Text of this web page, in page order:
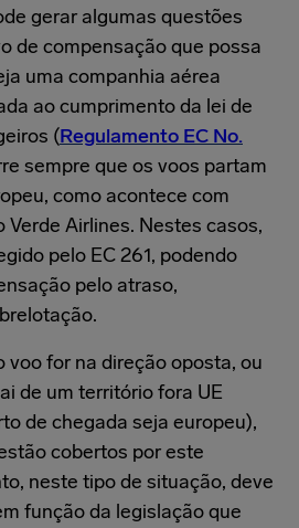
gerar algumas questões
de compensação que possa
uma companhia aérea
ao cumprimento da lei de
(Regulamento EC No.
sempre que os voos partam
como acontece com
Verde Airlines. Nestes casos,
pelo EC 261, podendo
pelo atraso,
voo for na direção oposta, ou
de um território fora UE
de chegada seja europeu),
cobertos por este
neste tipo de situação, deve
função da legislação que